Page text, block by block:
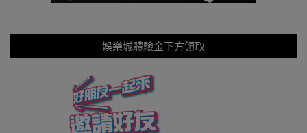
娛樂城體驗金下方領取